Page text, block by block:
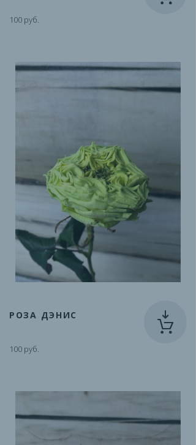
100 руб.
РОЗА ДЭНИС
100 руб.